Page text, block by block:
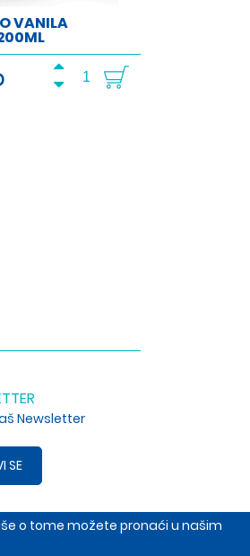
o tome možete pronaći u našim
VANILA
Newsletter
SE